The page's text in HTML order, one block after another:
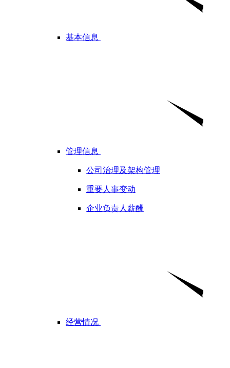
基本信息
管理信息
公司治理及架构管理
重要人事变动
企业负责人薪酬
经营情况